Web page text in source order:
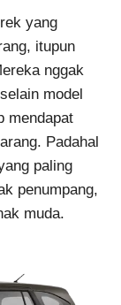
yang
itupun
nggak
model
mendapat
Padahal
paling
penumpang,
muda.